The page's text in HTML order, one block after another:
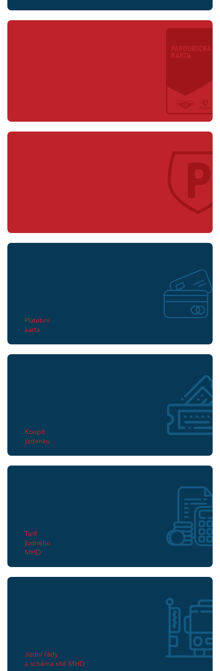
Platební
karta
Koupit
jízdenku
Tarif
jízdného
MHD
Jízdní řády
a schéma sítě MHD